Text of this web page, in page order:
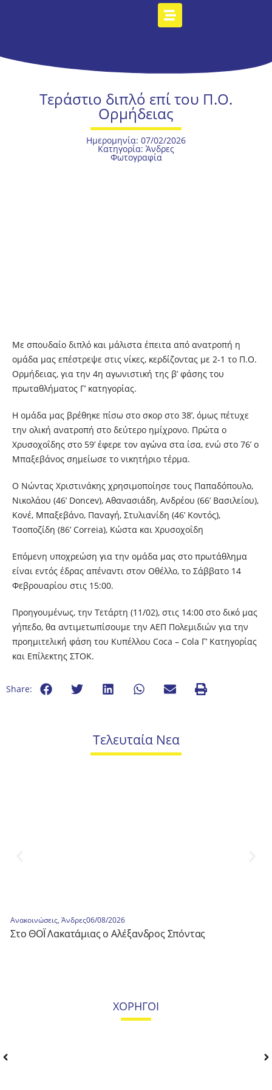
Τεράστιο διπλό επί του Π.Ο.
Ορμήδειας
Ημερομηνία: 07/02/2026
Κατηγορία: Άνδρες
Φωτογραφία
Με σπουδαίο διπλό και μάλιστα έπειτα από ανατροπή η
ομάδα μας επέστρεψε στις νίκες, κερδίζοντας με 2-1 το Π.Ο.
Ορμήδειας, για την 4η αγωνιστική της β’ φάσης του
πρωταθλήματος Γ’ κατηγορίας.
Η ομάδα μας βρέθηκε πίσω στο σκορ στο 38’, όμως πέτυχε
την ολική ανατροπή στο δεύτερο ημίχρονο. Πρώτα ο
Χρυσοχοΐδης στο 59’ έφερε τον αγώνα στα ίσα, ενώ στο 76’ ο
Μπαξεβάνος σημείωσε το νικητήριο τέρμα.
Ο Νώντας Χριστινάκης χρησιμοποίησε τους Παπαδόπουλο,
Νικολάου (46’ Doncev), Αθανασιάδη, Ανδρέου (66’ Βασιλείου),
Κονέ, Μπαξεβάνο, Παναγή, Στυλιανίδη (46’ Κοντός),
Τσοποζίδη (86’ Correia), Κώστα και Χρυσοχοΐδη
Eπόμενη υποχρεώση για την ομάδα μας στο πρωτάθλημα
είναι εντός έδρας απέναντι στον Οθέλλο, το Σάββατο 14
Φεβρουαρίου στις 15:00.
Προηγουμένως, την Τετάρτη (11/02), στις 14:00 στο δικό μας
γήπεδο, θα αντιμετωπίσουμε την ΑΕΠ Πολεμιδιών για την
προημιτελική φάση του Κυπέλλου Coca – Cola Γ’ Κατηγορίας
και Επίλεκτης ΣΤΟΚ.
Share:
Τελευταία Νεα
Ανακοινώσεις, Άνδρες06/08/2026
Στο ΘΟΪ Λακατάμιας ο Αλέξανδρος Σπόντας
ΧΟΡΗΓΟΙ